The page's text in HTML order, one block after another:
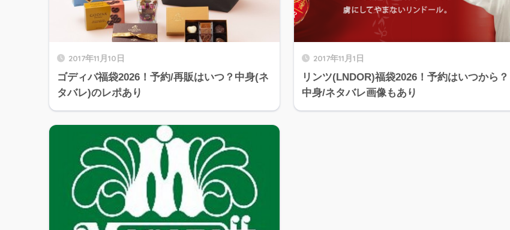
2017年11月10日
ゴディバ福袋2026！予約/再販はいつ？中身(ネ
タバレ)のレポあり
2017年11月1日
リンツ(LNDOR)福袋2026！予約はいつから？
中身/ネタバレ画像もあり